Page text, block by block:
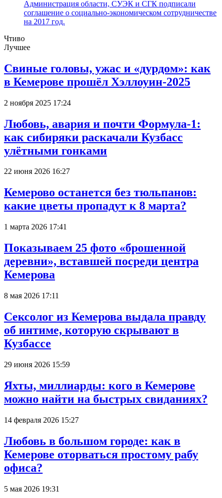
Администрация области, СУЭК и СГК подписали
соглашение о социально-экономическом сотрудничестве
на 2017 год.
Чтиво
Лучшее
Свиные головы, ужас и «дурдом»: как
в Кемерове прошёл Хэллоуин-2025
2 ноября 2025 17:24
Любовь, авария и почти Формула-1:
как сибиряки раскачали Кузбасс
улётными гонками
22 июня 2026 16:27
Кемерово останется без тюльпанов:
какие цветы пропадут к 8 марта?
1 марта 2026 17:41
Показываем 25 фото «брошенной
деревни», вставшей посреди центра
Кемерова
8 мая 2026 17:11
Сексолог из Кемерова выдала правду
об интиме, которую скрывают в
Кузбассе
29 июня 2026 15:59
Яхты, миллиарды: кого в Кемерове
можно найти на быстрых свиданиях?
14 февраля 2026 15:27
Любовь в большом городе: как в
Кемерове оторваться простому рабу
офиса?
5 мая 2026 19:31